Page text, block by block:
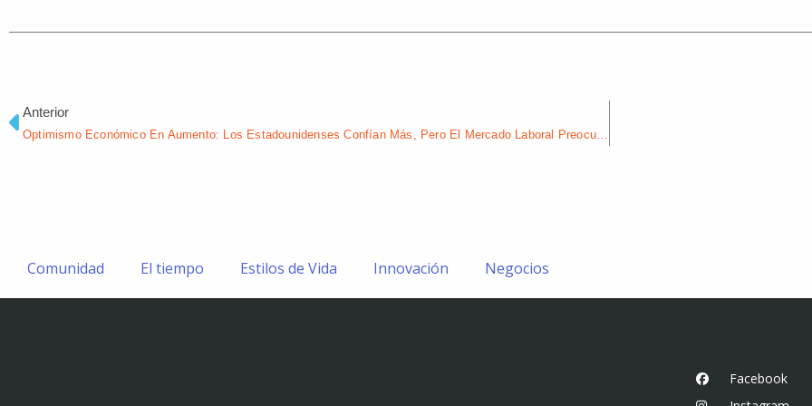
Anterior
Optimismo Económico En Aumento: Los Estadounidenses Confían Más, Pero El Mercado Laboral Preocupa
Comunidad El tiempo Estilos de Vida Innovación Negocios
Facebook